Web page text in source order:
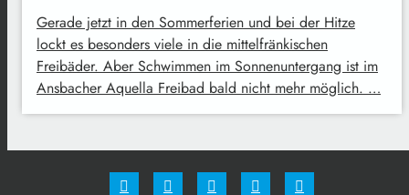
Gerade jetzt in den Sommerferien und bei der Hitze
lockt es besonders viele in die mittelfränkischen
Freibäder. Aber Schwimmen im Sonnenuntergang ist im
Ansbacher Aquella Freibad bald nicht mehr möglich. …